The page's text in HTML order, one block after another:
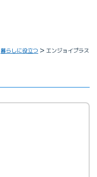
暮らしに役立つ エンジョイプラス